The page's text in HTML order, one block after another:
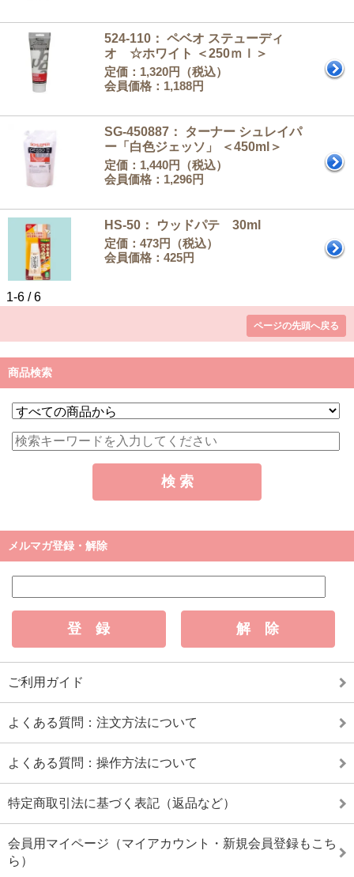
524-110： ペベオ ステューディ
オ ☆ホワイト ＜250ｍｌ＞
定価：1,320円（税込）
会員価格：1,188円
SG-450887： ターナー シュレイパ
ー「白色ジェッソ」 ＜450ml＞
定価：1,440円（税込）
会員価格：1,296円
HS-50： ウッドパテ 30ml
定価：473円（税込）
会員価格：425円
1-6 / 6
ページの先頭へ戻る
商品検索
メルマガ登録・解除
ご利用ガイド
よくある質問：注文方法について
よくある質問：操作方法について
特定商取引法に基づく表記（返品など）
会員用マイページ（マイアカウント・新規会員登録もこち
ら）